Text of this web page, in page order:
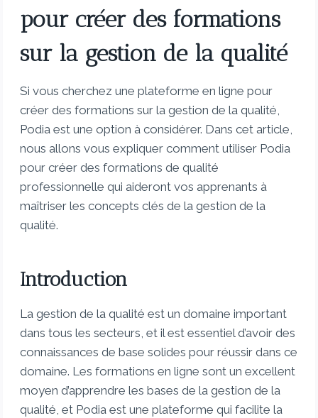
pour créer des formations
sur la gestion de la qualité
Si vous cherchez une plateforme en ligne pour
créer des formations sur la gestion de la qualité,
Podia est une option à considérer. Dans cet article,
nous allons vous expliquer comment utiliser Podia
pour créer des formations de qualité
professionnelle qui aideront vos apprenants à
maîtriser les concepts clés de la gestion de la
qualité.
Introduction
La gestion de la qualité est un domaine important
dans tous les secteurs, et il est essentiel d’avoir des
connaissances de base solides pour réussir dans ce
domaine. Les formations en ligne sont un excellent
moyen d’apprendre les bases de la gestion de la
qualité, et Podia est une plateforme qui facilite la